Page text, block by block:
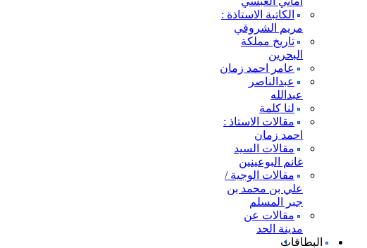
الكاتبة الاستاذة :
مريم الشروقي
تاريخ مملكة
البحرين
عامر احمد زمان
عبدالناصر
عبدالله
لنا كلمة
مقالات الاستاذ :
احمد زمان
مقالات السيد
غانم البوعينين
مقالات الوجية /
علي بن محمد بن
جبر المسلم
مقالات عن
مدينة الحد
البطاقات